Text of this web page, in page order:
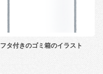
フタ付きのゴミ箱のイラスト